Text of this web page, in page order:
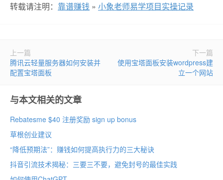
转载请注明： 靠谱赚钱 » 小象老师易学项目实操记录
上一篇
腾讯云轻量服务器如何安装并
配置宝塔面板
下一篇
使用宝塔面板安装wordpress建
立一个网站
与本文相关的文章
Rebatesme $40 注册奖励 sign up bonus
草根创业建议
“降低预期法”：赚钱如何提高执行力的三大秘诀
抖音引流技术揭秘：三要三不要，避免封号的最佳实践